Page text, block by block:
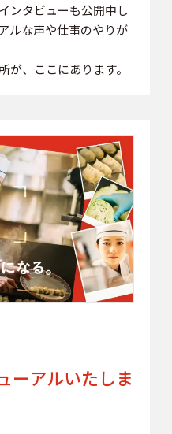
ンタビューも公開中し
ルな声や仕事のやりが
が、ここにあります。
ーアルいたしま